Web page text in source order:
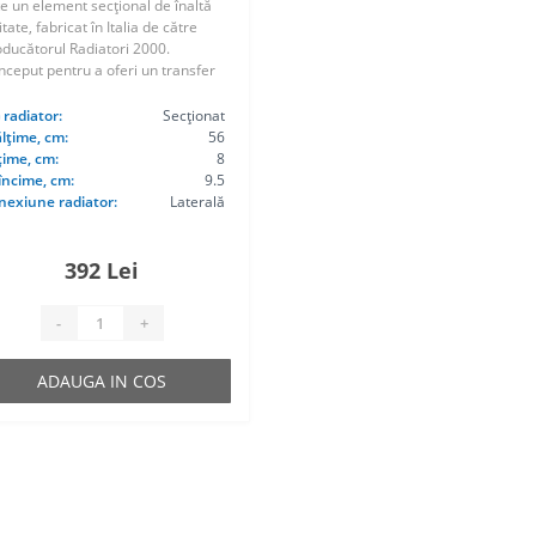
un element secțional de înaltă
fabricat în Italia de către
Radiatori 2000.
pentru a oferi un transfer
este ideal pentru sistemele
radiator:
Secționat
cm:
56
cm:
8
cm:
9.5
radiator:
Laterală
392 Lei
- +
ADAUGA IN COS